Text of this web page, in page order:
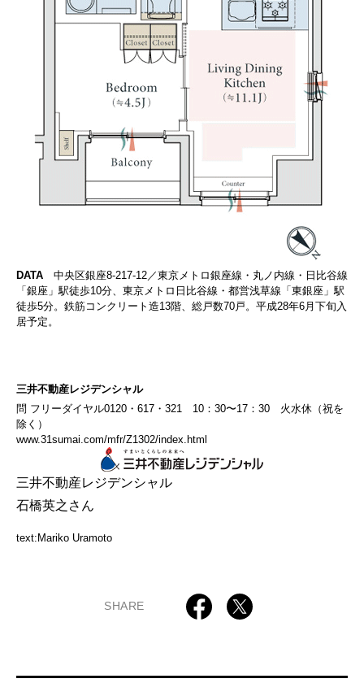
DATA 中央区銀座8-217-12／東京メトロ銀座線・丸ノ内線・日比谷線
「銀座」駅徒歩10分、東京メトロ日比谷線・都営浅草線「東銀座」駅
徒歩5分。鉄筋コンクリート造13階、総戸数70戸。平成28年6月下旬入
居予定。
三井不動産レジデンシャル
問 フリーダイヤル0120・617・321 10：30〜17：30 火水休（祝を
除く）
www.31sumai.com/mfr/Z1302/index.html
三井不動産レジデンシャル
石橋英之さん
text:Mariko Uramoto
SHARE